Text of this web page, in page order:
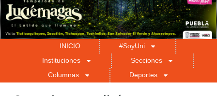
INICIO
#SoyUni
Instituciones
Secciones
Columnas
Deportes